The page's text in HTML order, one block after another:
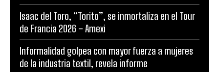
Isaac del Toro, “Torito”, se inmortaliza en el Tour
de Francia 2026 – Amexi
Informalidad golpea con mayor fuerza a mujeres
de la industria textil, revela informe